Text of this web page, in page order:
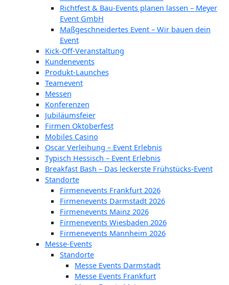
Richtfest & Bau-Events planen lassen – Meyer
Event GmbH
Maßgeschneidertes Event – Wir bauen dein
Event
Kick-Off-Veranstaltung
Kundenevents
Produkt-Launches
Teamevent
Messen
Konferenzen
Jubiläumsfeier
Firmen Oktoberfest
Mobiles Casino
Oscar Verleihung – Event Erlebnis
Typisch Hessisch – Event Erlebnis
Breakfast Bash – Das leckerste Frühstücks-Event
Standorte
Firmenevents Frankfurt 2026
Firmenevents Darmstadt 2026
Firmenevents Mainz 2026
Firmenevents Wiesbaden 2026
Firmenevents Mannheim 2026
Messe-Events
Standorte
Messe Events Darmstadt
Messe Events Frankfurt